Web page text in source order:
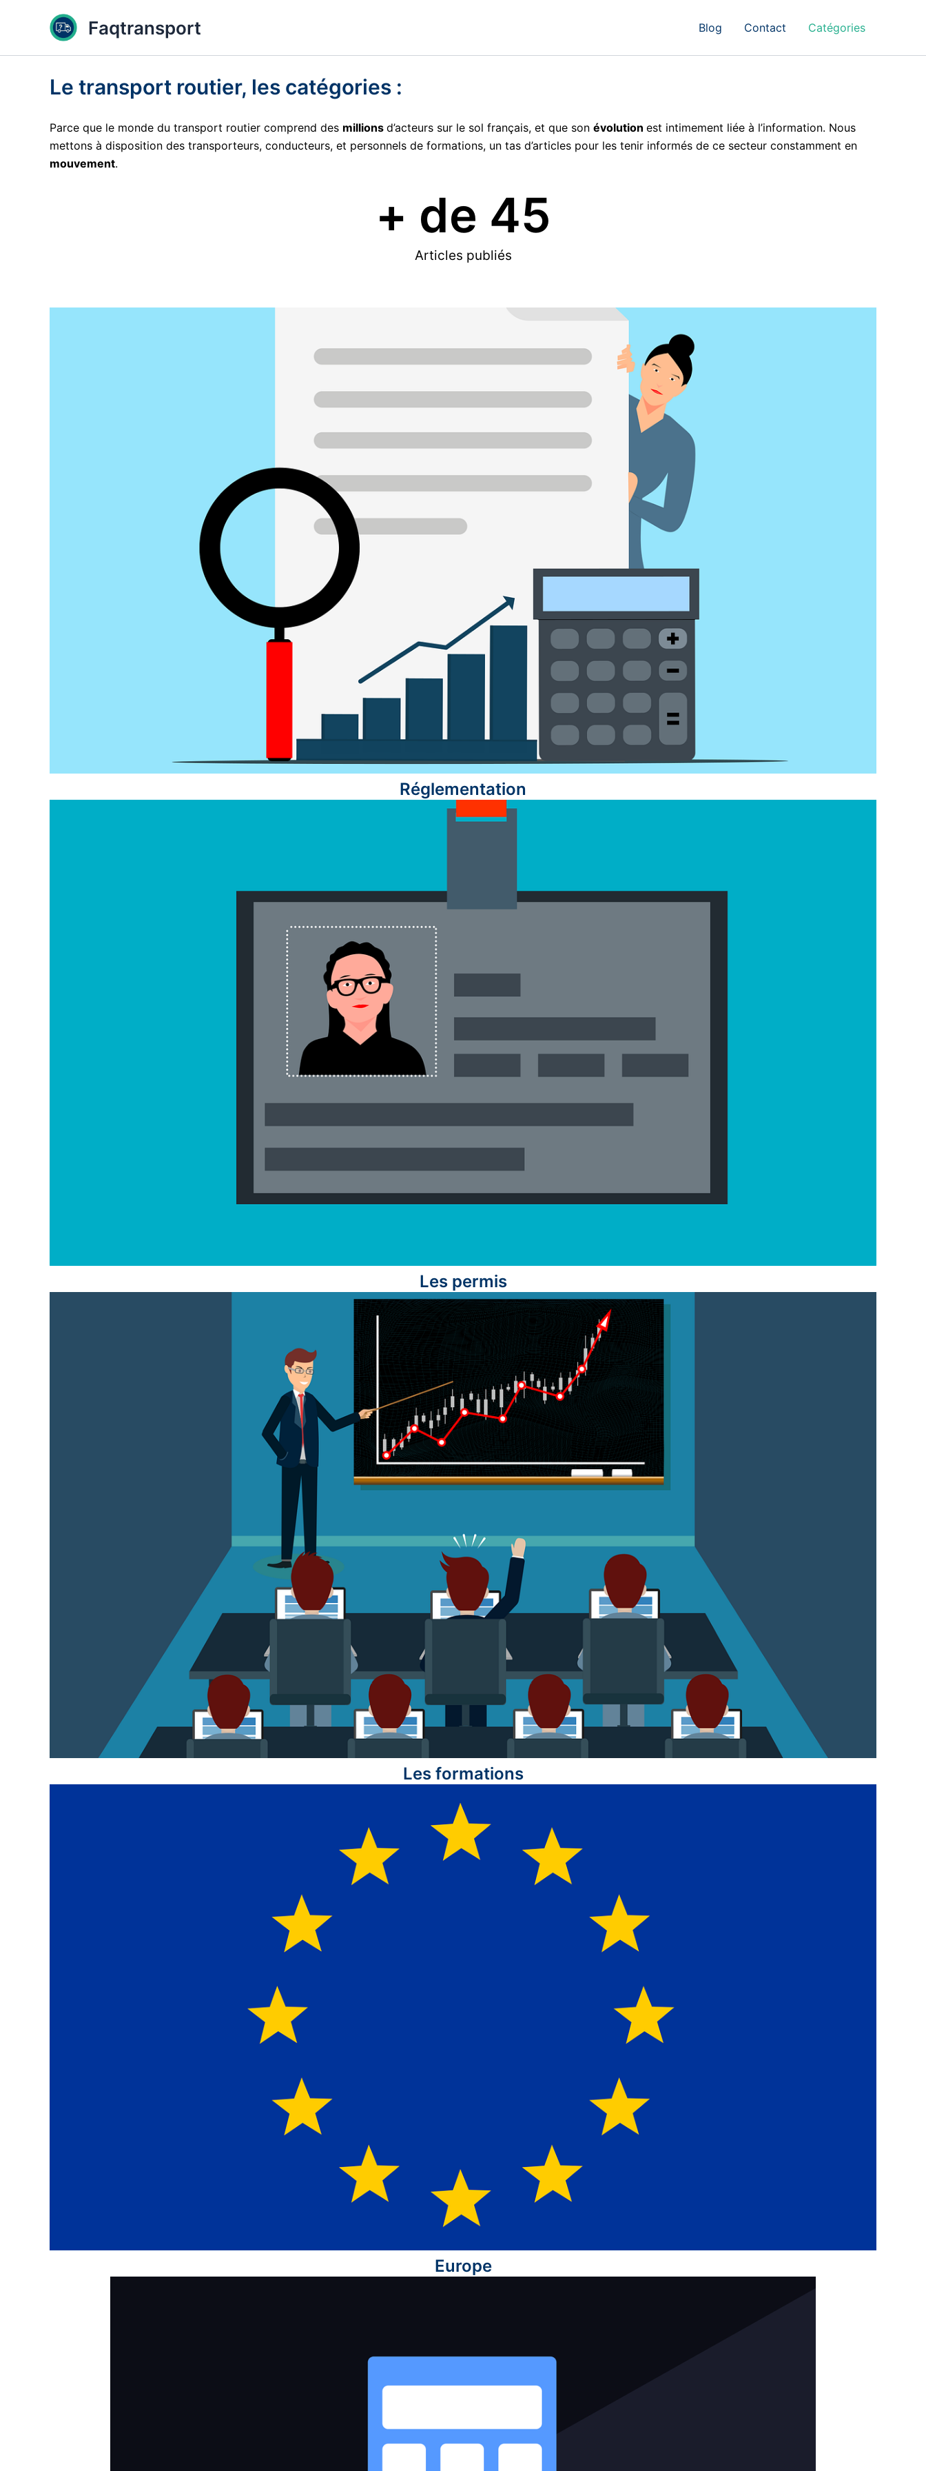
Faqtransport Blog Contact Catégories
Le transport routier, les catégories :
Parce que le monde du transport routier comprend des millions d’acteurs sur le sol français, et que son évolution est intimement liée à l’information. Nous
mettons à disposition des transporteurs, conducteurs, et personnels de formations, un tas d’articles pour les tenir informés de ce secteur constamment en
mouvement.
Articles publiés
+ de 45
Réglementation
Les permis
Les formations
Europe